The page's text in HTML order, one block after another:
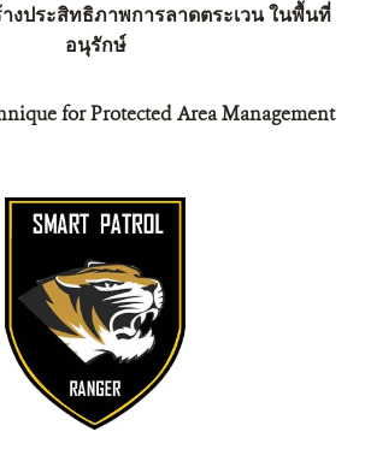
งประสิทธิภาพการลาดตระเวนในพื้นที่
อนุรักษ์
for Protected Area Management